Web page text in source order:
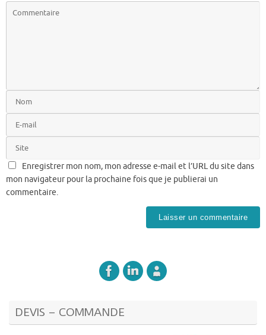
Enregistrer mon nom, mon adresse e-mail et l’URL du site dans
mon navigateur pour la prochaine fois que je publierai un
commentaire.
DEVIS – COMMANDE